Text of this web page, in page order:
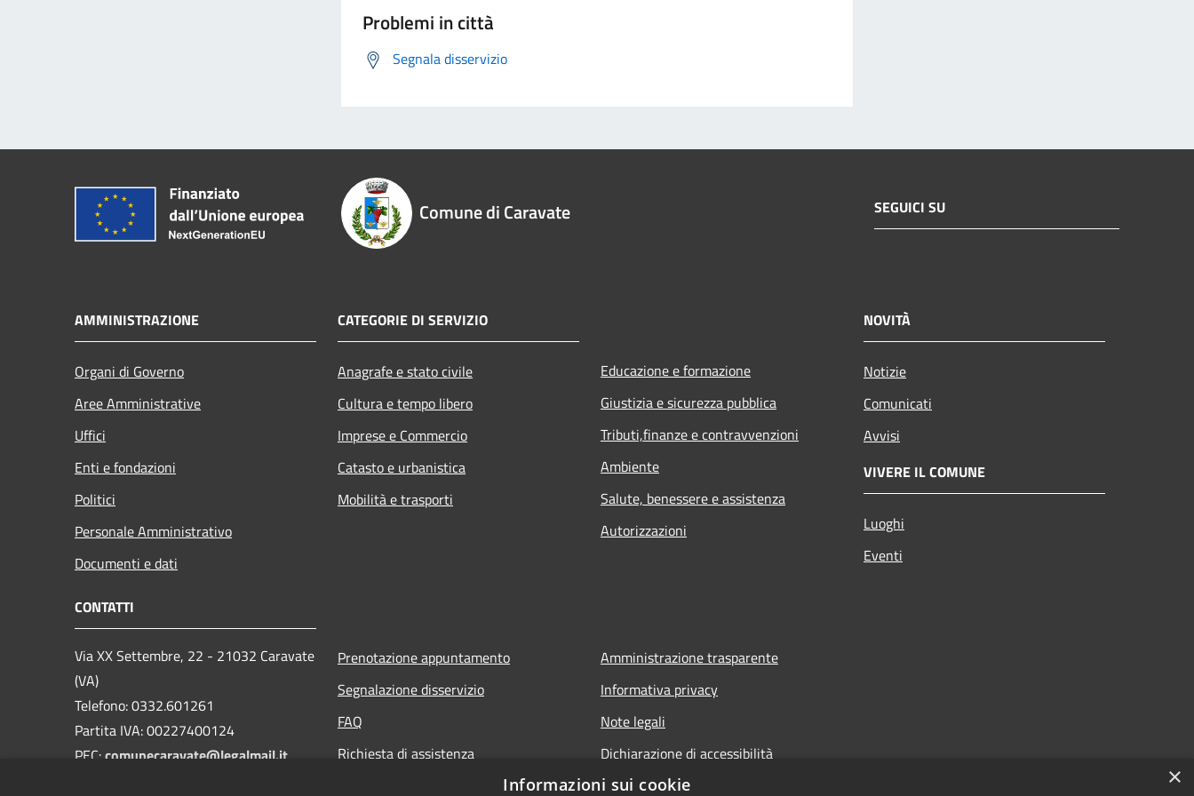
Problemi in città
Segnala disservizio
Comune di Caravate SEGUICI SU
AMMINISTRAZIONE
Organi di Governo
Aree Amministrative
Uffici
Enti e fondazioni
Politici
Personale Amministrativo
Documenti e dati
CATEGORIE DI SERVIZIO
Anagrafe e stato civile
Cultura e tempo libero
Imprese e Commercio
Catasto e urbanistica
Mobilità e trasporti
Educazione e formazione
Giustizia e sicurezza pubblica
Tributi,finanze e contravvenzioni
Ambiente
Salute, benessere e assistenza
Autorizzazioni
NOVITÀ
Notizie
Comunicati
Avvisi
VIVERE IL COMUNE
Luoghi
Eventi
CONTATTI
Via XX Settembre, 22 - 21032 Caravate
(VA)
Telefono: 0332.601261
Partita IVA: 00227400124
PEC:comunecaravate@legalmail.it
Prenotazione appuntamento
Segnalazione disservizio
FAQ
Richiesta di assistenza
Amministrazione trasparente
Informativa privacy
Note legali
Dichiarazione di accessibilità
×
Informazioni sui cookie